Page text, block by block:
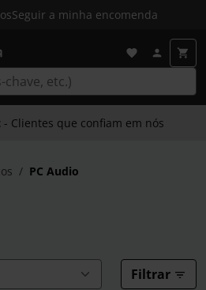
Seguir a minha encomenda
- O melhor atendimento
- Clientes que confiam em nós
PC Audio
Filtrar